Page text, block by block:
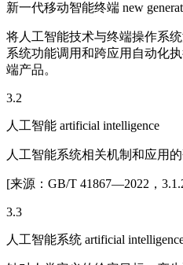
新一代移动智能终端 new
将人工智能技术与终端操作系
系统功能调用和跨应用自动化
端产品。
3.2
人工智能 artificial intelligence
人工智能系统相关机制和应用的
[来源：GB/T 41867—2022，
3.3
人工智能系统 artificial